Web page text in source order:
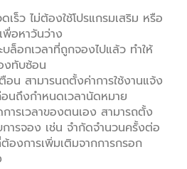
เร็ว ไม่ต้องใช้โปรแกรมเสริม หรือ
อหาวันว่าง
ล็อกเวลาที่ถูกจองไปแล้ว ทำให้
งทับซ้อน
อน สามารนถตั้งค่าการใช้งานแจ้ง
นถึงกำหนดเวลานัดหมาย
ารเวลาของตนเอง สามารถตั้ง
ารจอง เช่น จำกัดจำนวนครั้งต่อ
งการเพิ่มเติมจากการกรอก